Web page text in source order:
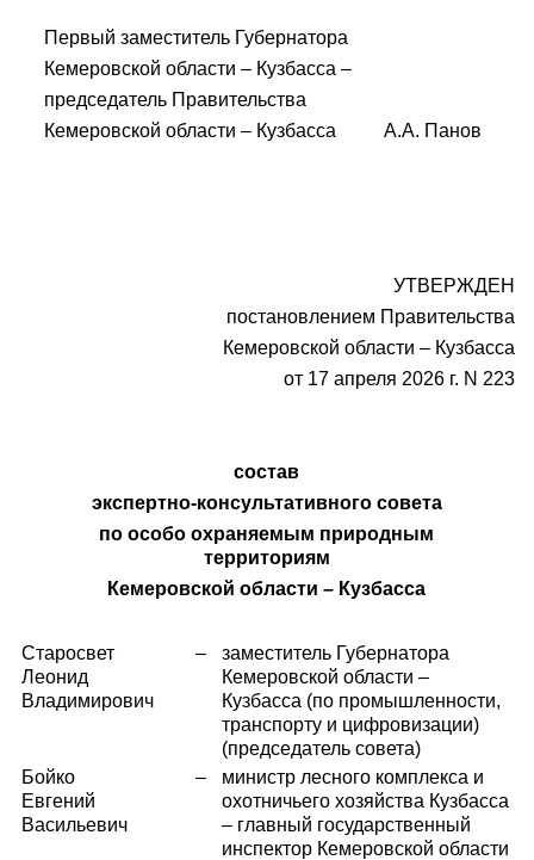
Первый заместитель Губернатора
Кемеровской области – Кузбасса –
председатель Правительства
Кемеровской области – Кузбасса А.А. Панов
УТВЕРЖДЕН
постановлением Правительства
Кемеровской области – Кузбасса
от 17 апреля 2026 г. N 223
состав
экспертно-консультативного совета
по особо охраняемым природным
территориям
Кемеровской области – Кузбасса
Старосвет
Леонид
Владимирович
–
заместитель Губернатора
Кемеровской области –
Кузбасса (по промышленности,
транспорту и цифровизации)
(председатель совета)
Бойко
Евгений
Васильевич
–
министр лесного комплекса и
охотничьего хозяйства Кузбасса
– главный государственный
инспектор Кемеровской области